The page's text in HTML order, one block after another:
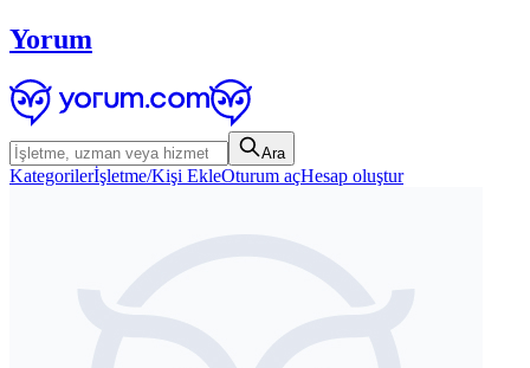
Yorum
Ara
Kategorilerİşletme/Kişi EkleOturum açHesap oluştur